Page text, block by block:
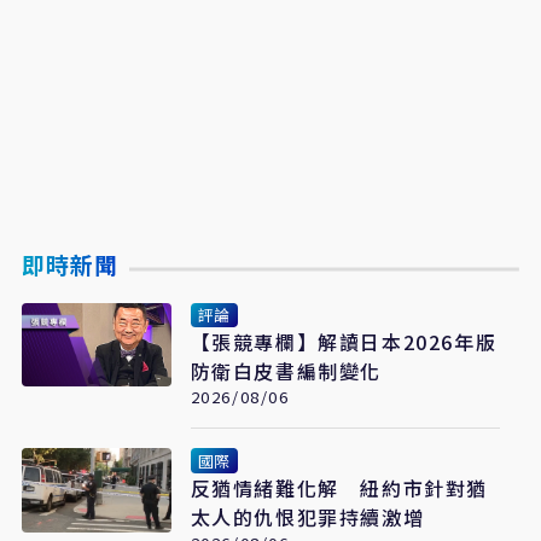
即時新聞
評論
【張競專欄】解讀日本2026年版
防衛白皮書編制變化
2026/08/06
國際
反猶情緒難化解 紐約市針對猶
太人的仇恨犯罪持續激增